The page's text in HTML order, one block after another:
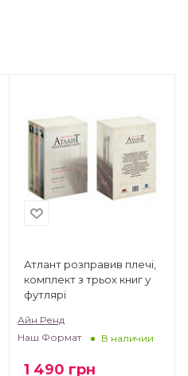
Атлант розправив плечі,
комплект з трьох книг у
футлярі
Айн Ренд
Наш Формат
В наличии
1 490 грн